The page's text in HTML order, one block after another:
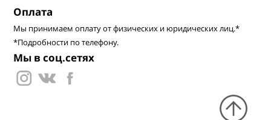
Оплата
Мы принимаем оплату от физических и юридических лиц.*
*Подробности по телефону.
Мы в соц.сетях